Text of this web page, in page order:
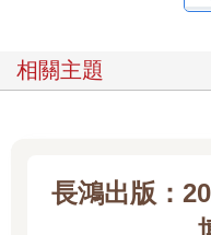
相關主題
長鴻出版：